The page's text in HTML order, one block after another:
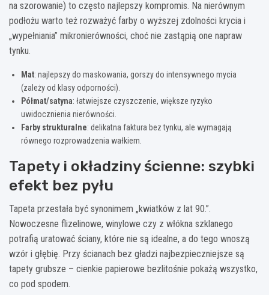
na szorowanie) to często najlepszy kompromis. Na nierównym
podłożu warto też rozważyć farby o wyższej zdolności krycia i
„wypełniania” mikronierówności, choć nie zastąpią one napraw
tynku.
Mat: najlepszy do maskowania, gorszy do intensywnego mycia
(zależy od klasy odporności).
Półmat/satyna: łatwiejsze czyszczenie, większe ryzyko
uwidocznienia nierówności.
Farby strukturalne: delikatna faktura bez tynku, ale wymagają
równego rozprowadzenia wałkiem.
Tapety i okładziny ścienne: szybki
efekt bez pyłu
Tapeta przestała być synonimem „kwiatków z lat 90.”.
Nowoczesne flizelinowe, winylowe czy z włókna szklanego
potrafią uratować ściany, które nie są idealne, a do tego wnoszą
wzór i głębię. Przy ścianach bez gładzi najbezpieczniejsze są
tapety grubsze – cienkie papierowe bezlitośnie pokażą wszystko,
co pod spodem.